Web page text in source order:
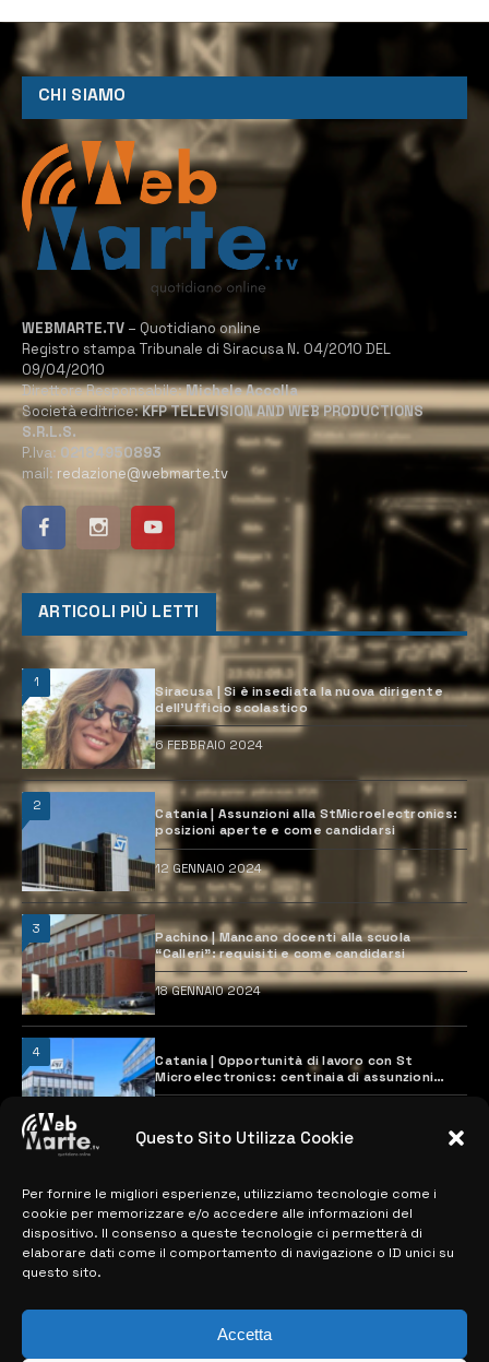
Questo Sito Utilizza Cookie
Per fornire le migliori esperienze, utilizziamo tecnologie come i
cookie per memorizzare e/o accedere alle informazioni del
dispositivo. Il consenso a queste tecnologie ci permetterà di
elaborare dati come il comportamento di navigazione o ID unici su
questo sito.
Accetta
CHI SIAMO
WEBMARTE.TV – Quotidiano online
Registro stampa Tribunale di Siracusa N. 04/2010 DEL
09/04/2010
Direttore Responsabile:Michele Accolla
Società editrice:KFP TELEVISION AND WEB PRODUCTIONS
S.R.L.S.
P.Iva: 02184950893
mail: redazione@webmarte.tv
ARTICOLI PIÙ LETTI
1
Siracusa | Si è insediata la nuova dirigente
dell’Ufficio scolastico
6 FEBBRAIO 2024
2
Catania | Assunzioni alla StMicroelectronics:
posizioni aperte e come candidarsi
12 GENNAIO 2024
3
Pachino | Mancano docenti alla scuola
“Calleri”: requisiti e come candidarsi
18 GENNAIO 2024
4
Catania | Opportunità di lavoro con St
Microelectronics: centinaia di assunzioni
previste
MAPPA DEL SITO
> NOTIZIE